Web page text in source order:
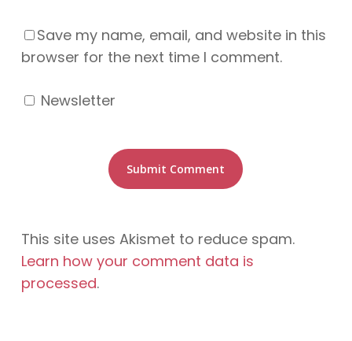
Save my name, email, and website in this
browser for the next time I comment.
Newsletter
This site uses Akismet to reduce spam.
Learn how your comment data is
processed.